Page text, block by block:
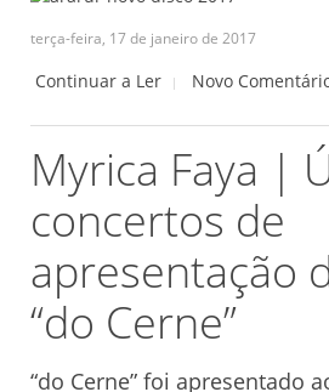
terça-feira, 17 de janeiro de 2017
Continuar a Ler Novo
Myrica Faya |
concertos de
apresentação
“do Cerne”
“do Cerne” foi apresentado